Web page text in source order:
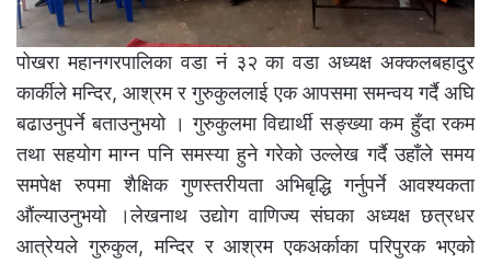
पोखरा महानगरपालिका वडा नं ३२ का वडा अध्यक्ष अक्कलबहादुर
कार्कीले मन्दिर, आश्रम र गुरुकुललाई एक आपसमा समन्वय गर्दै अघि
बढाउनुपर्ने बताउनुभयो । गुरुकुलमा विद्यार्थी सङ्ख्या कम हुँदा रकम
तथा सहयोग माग्न पनि समस्या हुने गरेको उल्लेख गर्दै उहाँले समय
समपेक्ष रुपमा शैक्षिक गुणस्तरीयता अभिबृद्धि गर्नुपर्ने आवश्यकता
औंल्याउनुभयो ।लेखनाथ उद्योग वाणिज्य संघका अध्यक्ष छत्रधर
आत्रेयले गुरुकुल, मन्दिर र आश्रम एकअर्काका परिपुरक भएको